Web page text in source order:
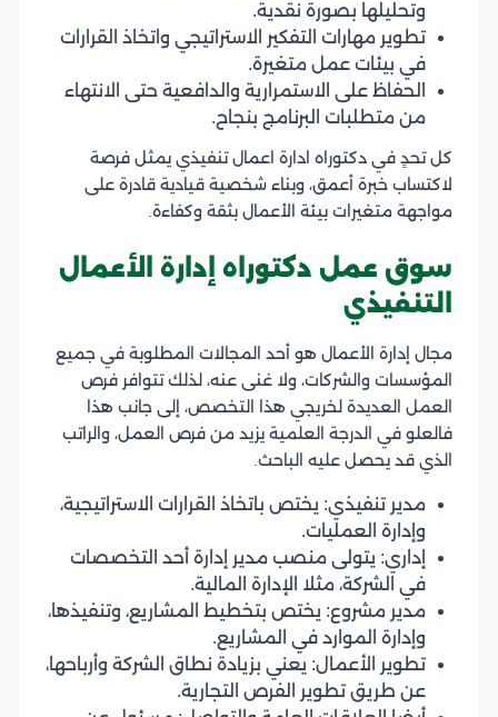
وتحليلها بصورة نقدية.
تطوير مهارات التفكير الاستراتيجي واتخاذ القرارات
في بيئات عمل متغيرة.
الحفاظ على الاستمرارية والدافعية حتى الانتهاء
من متطلبات البرنامج بنجاح.
كل تحدٍ في دكتوراه ادارة اعمال تنفيذي يمثل فرصة
لاكتساب خبرة أعمق، وبناء شخصية قيادية قادرة على
مواجهة متغيرات بيئة الأعمال بثقة وكفاءة.
سوق عمل دكتوراه إدارة الأعمال
التنفيذي
مجال إدارة الأعمال هو أحد المجالات المطلوبة في جميع
المؤسسات والشركات، ولا غنى عنه، لذلك تتوافر فرص
العمل العديدة لخريجي هذا التخصص، إلى جانب هذا
فالعلو في الدرجة العلمية يزيد من فرص العمل، والراتب
الذي قد يحصل عليه الباحث.
مدير تنفيذي: يختص باتخاذ القرارات الاستراتيجية،
وإدارة العمليات.
إداري: يتولى منصب مدير إدارة أحد التخصصات
في الشركة، مثلا الإدارة المالية.
مدير مشروع: يختص بتخطيط المشاريع، وتنفيذها،
وإدارة الموارد في المشاريع.
تطوير الأعمال: يعني بزيادة نطاق الشركة وأرباحها،
عن طريق تطوير الفرص التجارية.